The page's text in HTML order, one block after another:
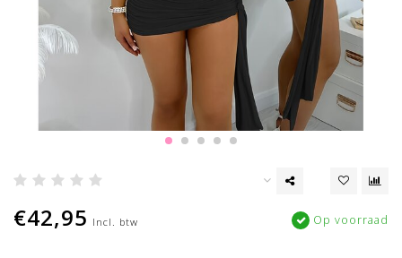
€42,95 Incl. btw Op voorraad